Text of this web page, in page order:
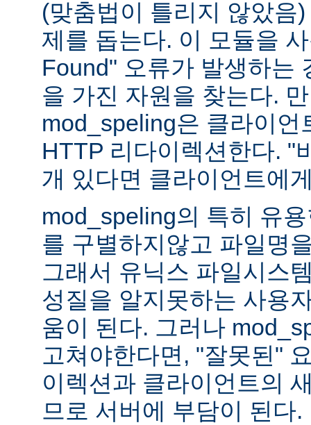
(맞춤법이 틀리지 않았음
제를 돕는다. 이 모듈을
Found" 오류가 발생하는
을 가진 자원을 찾는다.
mod_speling은 클라이언
HTTP 리다이렉션한다. "
개 있다면 클라이언트에
mod_speling의 특히 유
를 구별하지않고 파일명
그래서 유닉스 파일시스
성질을 알지못하는 사용
움이 된다. 그러나
고쳐야한다면, "잘못된"
이렉션과 클라이언트의
므로 서버에 부담이 된다.